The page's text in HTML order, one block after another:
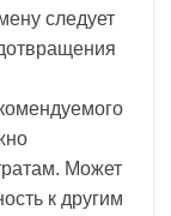
следует
Может
к другим